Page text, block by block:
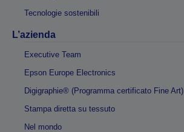
Tecnologie sostenibili
L’azienda
Executive Team
Epson Europe Electronics
Digigraphie® (Programma certificato Fine Art)
Stampa diretta su tessuto
Nel mondo